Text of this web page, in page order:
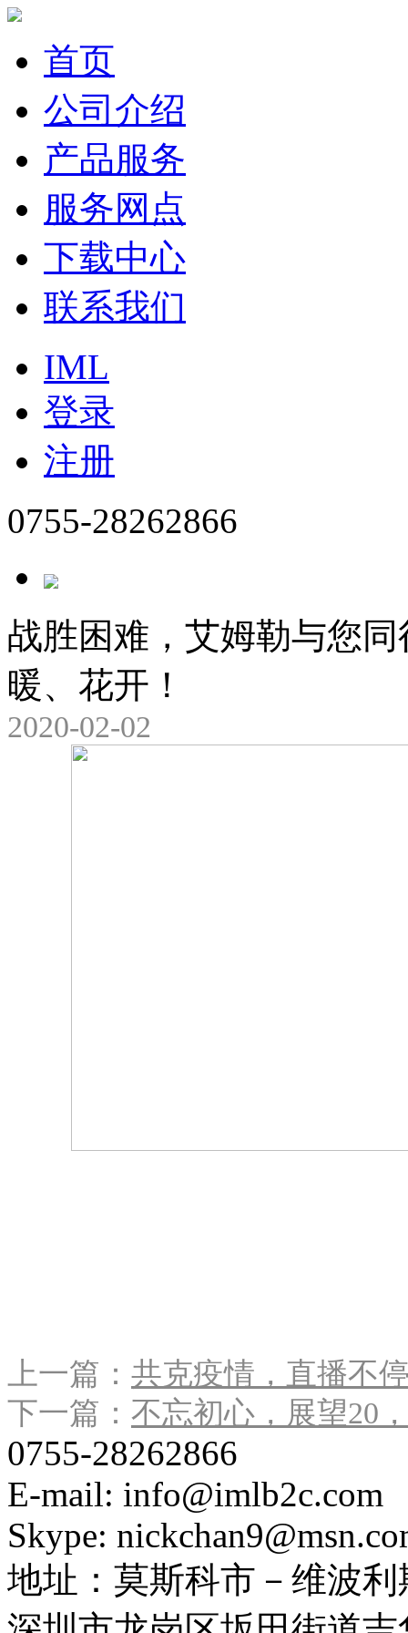
首页
公司介绍
产品服务
服务网点
下载中心
联系我们
IML
登录
注册
0755-28262866
战胜困难，艾姆勒与您
暖、花开！
2020-02-02
上一篇： 共克疫情，直播不
下一篇： 不忘初心，展望20
0755-28262866
E-mail: info@imlb2c.com
Skype:
地址： 莫斯科市－维波